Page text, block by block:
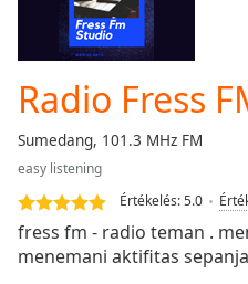
Forward
Mute
Current
Time0:00
-:-
Loaded:
0.00%
Stream
TypeLIVE
Radio Fress
Sumedang, 101.3 MHz FM
easy listening
Értékelés:5.0
fress fm - radio teman .
menemani aktifitas